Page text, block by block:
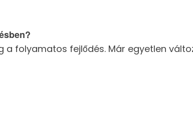
a folyamatos fejlődés. Már egyetlen